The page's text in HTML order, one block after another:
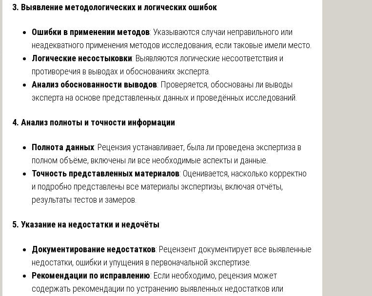
3. Выявление методологических и логических ошибок
Ошибки в применении методов: Указываются случаи неправильного или
неадекватного применения методов исследования, если таковые имели место.
Логические несостыковки: Выявляются логические несоответствия и
противоречия в выводах и обоснованиях эксперта.
Анализ обоснованности выводов: Проверяется, обоснованы ли выводы
эксперта на основе представленных данных и проведённых исследований.
4.Анализ полноты и точности информации
Полнота данных: Рецензия устанавливает, была ли проведена экспертиза в
полном объёме, включены ли все необходимые аспекты и данные.
Точность представленных материалов: Оценивается, насколько корректно
и подробно представлены все материалы экспертизы, включая отчёты,
результаты тестов и замеров.
5.Указание на недостатки и недочёты
Документирование недостатков: Рецензент документирует все выявленные
недостатки, ошибки и упущения в первоначальной экспертизе.
Рекомендации по исправлению: Если необходимо, рецензия может
содержать рекомендации по устранению выявленных недостатков или